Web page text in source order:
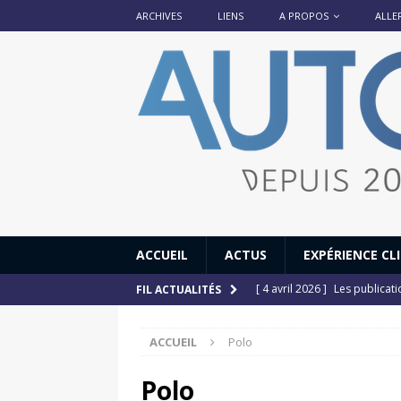
ARCHIVES LIENS A PROPOS
ACCUEIL ACTUS EXPÉRIENCE
FIL ACTUALITÉS [ 4 avril 2026 ] Les
ACCUEIL Polo
Polo